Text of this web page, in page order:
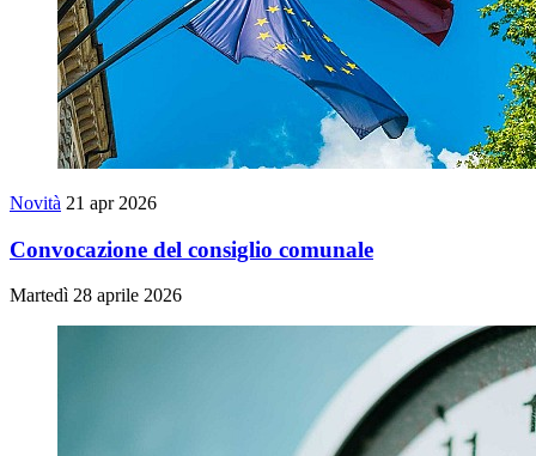
Novità 21 apr 2026
Convocazione del consiglio comunale
Martedì 28 aprile 2026